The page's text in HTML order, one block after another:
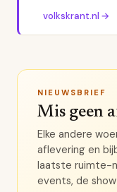
volkskrant.nl →
NIEUWSBRIEF
Mis geen
Elke andere
aflevering en
laatste ruimte-
events, de